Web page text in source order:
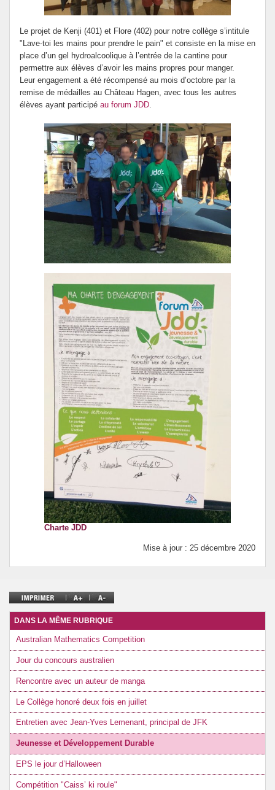
Le projet de Kenji (401) et Flore (402) pour notre collège s’intitule
"Lave-toi les mains pour prendre le pain" et consiste en la mise en
place d’un gel hydroalcoolique à l’entrée de la cantine pour
permettre aux élèves d’avoir les mains propres pour manger.
Leur engagement a été récompensé au mois d’octobre par la
remise de médailles au Château Hagen, avec tous les autres
élèves ayant participé au forum JDD.
Charte JDD
Mise à jour : 25 décembre 2020
DANS LA MÊME RUBRIQUE
Australian Mathematics Competition
Jour du concours australien
Rencontre avec un auteur de manga
Le Collège honoré deux fois en juillet
Entretien avec Jean-Yves Lemenant, principal de JFK
Jeunesse et Développement Durable
EPS le jour d’Halloween
Compétition "Caiss’ ki roule"